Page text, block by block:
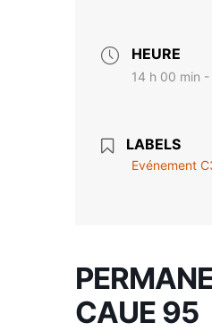
HEURE
14 h 00 min
LABELS
Evénement
CAUE 95